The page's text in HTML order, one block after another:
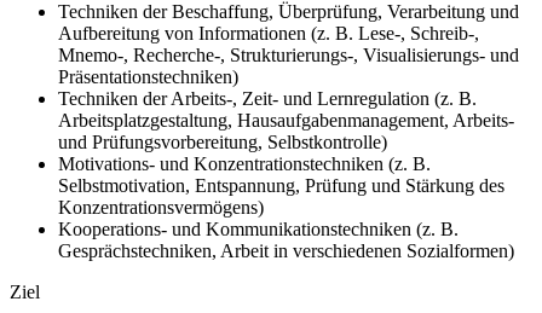
Techniken der Beschaffung, Überprüfung, Verarbeitung und
Aufbereitung von Informationen (z. B. Lese-, Schreib-,
Mnemo-, Recherche-, Strukturierungs-, Visualisierungs- und
Präsentationstechniken)
Techniken der Arbeits-, Zeit- und Lernregulation (z. B.
Arbeitsplatzgestaltung, Hausaufgabenmanagement, Arbeits-
und Prüfungsvorbereitung, Selbstkontrolle)
Motivations- und Konzentrationstechniken (z. B.
Selbstmotivation, Entspannung, Prüfung und Stärkung des
Konzentrationsvermögens)
Kooperations- und Kommunikationstechniken (z. B.
Gesprächstechniken, Arbeit in verschiedenen Sozialformen)
Ziel